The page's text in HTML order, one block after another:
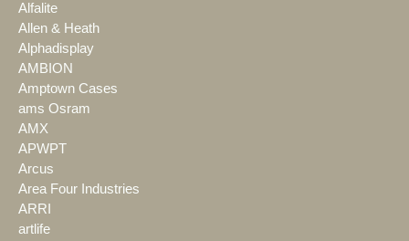
Alfalite
Allen & Heath
Alphadisplay
AMBION
Amptown Cases
ams Osram
AMX
APWPT
Arcus
Area Four Industries
ARRI
artlife